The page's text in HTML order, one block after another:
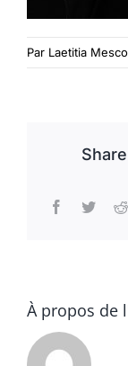
Par Laetitia
Facebook
Twitter
À propos de